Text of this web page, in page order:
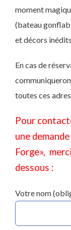
moment
(bateau
et décors
En cas de
toutes ces
Pour
une
Forge»,
dessous :
Votre nom